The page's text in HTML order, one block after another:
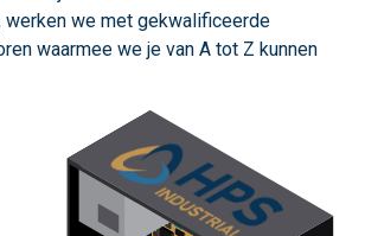
we met gekwalificeerde
waarmee we je van A tot Z kunnen